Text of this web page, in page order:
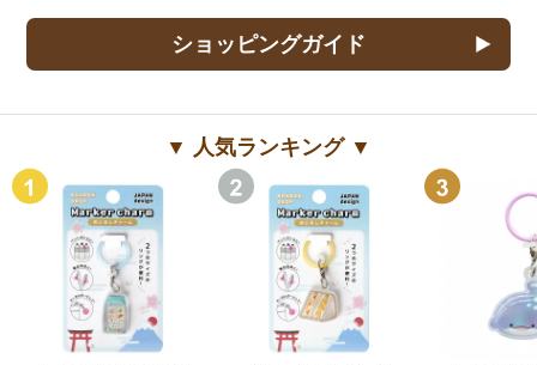
ショッピングガイド
▼ 人気ランキング ▼